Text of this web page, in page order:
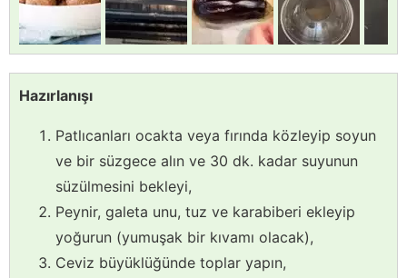
Hazırlanışı
Patlıcanları ocakta veya fırında közleyip soyun
ve bir süzgece alın ve 30 dk. kadar suyunun
süzülmesini bekleyi,
Peynir, galeta unu, tuz ve karabiberi ekleyip
yoğurun (yumuşak bir kıvamı olacak),
Ceviz büyüklüğünde toplar yapın,